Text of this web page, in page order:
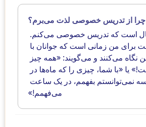
چرا از تدریس خصوصی لذت می‌برم؟